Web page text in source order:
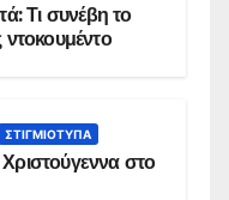
Τι συνέβη το
1996 και ο χάρτης ντοκουμέντο
ΣΤΙΓΜΙΌΤΥΠΑ
στο